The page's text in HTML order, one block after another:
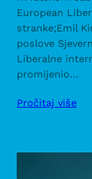
European
stranke;Emil
poslove
Liberalne
promijenio…
Pročitaj više